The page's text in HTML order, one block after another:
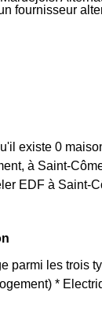
fournisseur
existe 0
à Saint-
EDF à Saint-
parmi les trois
*